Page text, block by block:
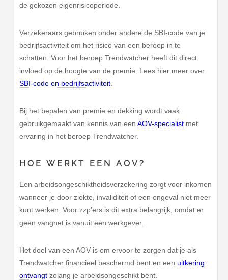
de gekozen eigenrisicoperiode.
Verzekeraars gebruiken onder andere de SBI-code van je
bedrijfsactiviteit om het risico van een beroep in te
schatten. Voor het beroep Trendwatcher heeft dit direct
invloed op de hoogte van de premie. Lees hier meer over
SBI-code en bedrijfsactiviteit
Bij het bepalen van premie en dekking wordt vaak
gebruikgemaakt van kennis van eenAOV-specialist met
ervaring in het beroep Trendwatcher.
HOE WERKT EEN AOV?
Een arbeidsongeschiktheidsverzekering zorgt voor inkomen
wanneer je door ziekte, invaliditeit of een ongeval niet meer
kunt werken. Voor zzp’ers is dit extra belangrijk, omdat er
geen vangnet is vanuit een werkgever.
Het doel van een AOV is om ervoor te zorgen dat je als
Trendwatcher financieel beschermd bent en eenuitkering
ontvangt zolang je arbeidsongeschikt bent.